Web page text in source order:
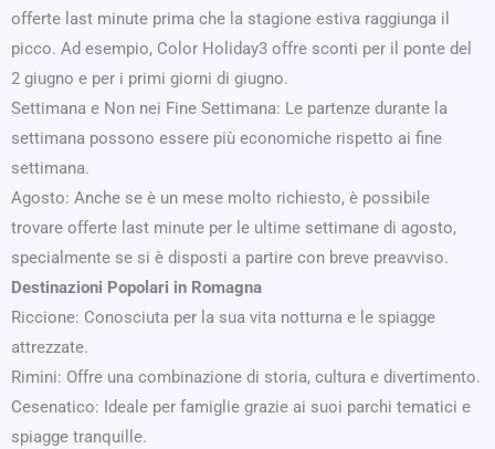
offerte last minute prima che la stagione estiva raggiunga il
picco. Ad esempio, Color Holiday3 offre sconti per il ponte del
2 giugno e per i primi giorni di giugno.
Settimana e Non nei Fine Settimana: Le partenze durante la
settimana possono essere più economiche rispetto ai fine
settimana.
Agosto: Anche se è un mese molto richiesto, è possibile
trovare offerte last minute per le ultime settimane di agosto,
specialmente se si è disposti a partire con breve preavviso.
Destinazioni Popolari in Romagna
Riccione: Conosciuta per la sua vita notturna e le spiagge
attrezzate.
Rimini: Offre una combinazione di storia, cultura e divertimento.
Cesenatico: Ideale per famiglie grazie ai suoi parchi tematici e
spiagge tranquille.